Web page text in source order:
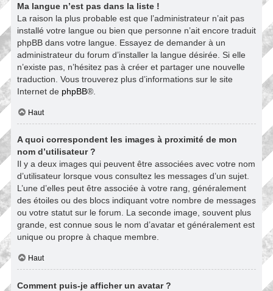
Ma langue n’est pas dans la liste !
La raison la plus probable est que l’administrateur n’ait pas
installé votre langue ou bien que personne n’ait encore traduit
phpBB dans votre langue. Essayez de demander à un
administrateur du forum d’installer la langue désirée. Si elle
n’existe pas, n’hésitez pas à créer et partager une nouvelle
traduction. Vous trouverez plus d’informations sur le site
Internet de phpBB®.
Haut
A quoi correspondent les images à proximité de mon
nom d’utilisateur ?
Il y a deux images qui peuvent être associées avec votre nom
d’utilisateur lorsque vous consultez les messages d’un sujet.
L’une d’elles peut être associée à votre rang, généralement
des étoiles ou des blocs indiquant votre nombre de messages
ou votre statut sur le forum. La seconde image, souvent plus
grande, est connue sous le nom d’avatar et généralement est
unique ou propre à chaque membre.
Haut
Comment puis-je afficher un avatar ?